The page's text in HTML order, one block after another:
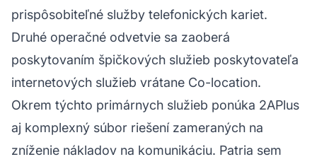
prispôsobiteľné služby telefonických kariet.
Druhé operačné odvetvie sa zaoberá
poskytovaním špičkových služieb poskytovateľa
internetových služieb vrátane Co-location.
Okrem týchto primárnych služieb ponúka 2APlus
aj komplexný súbor riešení zameraných na
zníženie nákladov na komunikáciu. Patria sem